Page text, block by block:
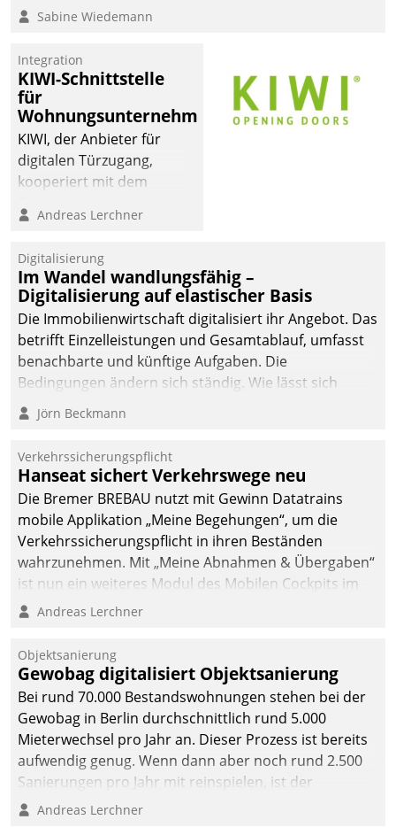
Sabine Wiedemann
Integration
KIWI-Schnittstelle
für
Wohnungsunternehmen
KIWI, der Anbieter für
digitalen Türzugang,
kooperiert mit dem
Softwareentwicklungshaus
Andreas Lerchner
Digitalisierung
Im Wandel wandlungsfähig –
Digitalisierung auf elastischer Basis
Die Immobilienwirtschaft digitalisiert ihr Angebot. Das
betrifft Einzelleistungen und Gesamtablauf, umfasst
benachbarte und künftige Aufgaben. Die
Bedingungen ändern sich ständig. Wie lässt sich
technisch die Kontrolle wahren und zugleich Freiraum
fürs Wachsen öffnen?
Jörn Beckmann
Verkehrssicherungspflicht
Hanseat sichert Verkehrswege neu
Die Bremer BREBAU nutzt mit Gewinn Datatrains
mobile Applikation „Meine Begehungen“, um die
Verkehrssicherungspflicht in ihren Beständen
wahrzunehmen. Mit „Meine Abnahmen & Übergaben“
ist nun ein weiteres Modul des Mobilen Cockpits im
Einsatz.
Andreas Lerchner
Objektsanierung
Gewobag digitalisiert Objektsanierung
Bei rund 70.000 Bestandswohnungen stehen bei der
Gewobag in Berlin durchschnittlich rund 5.000
Mieterwechsel pro Jahr an. Dieser Prozess ist bereits
aufwendig genug. Wenn dann aber noch rund 2.500
Sanierungen pro Jahr mit reinspielen, ist der
Betreuungs- und Organisationsaufwand immens. Im
Andreas Lerchner